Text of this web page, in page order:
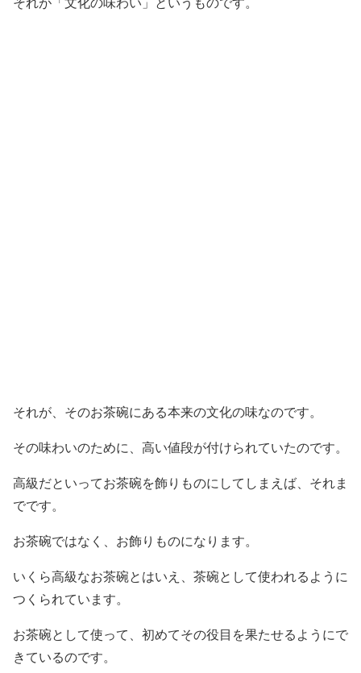
それが「文化の味わい」というものです。
それが、そのお茶碗にある本来の文化の味なのです。
その味わいのために、高い値段が付けられていたのです。
高級だといってお茶碗を飾りものにしてしまえば、それま
でです。
お茶碗ではなく、お飾りものになります。
いくら高級なお茶碗とはいえ、茶碗として使われるように
つくられています。
お茶碗として使って、初めてその役目を果たせるようにで
きているのです。